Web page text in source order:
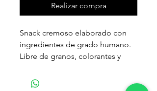
Realizar compra
Snack cremoso elaborado con
ingredientes de grado humano.
Libre de granos, colorantes y
Fortalecido con Vitamina E y té